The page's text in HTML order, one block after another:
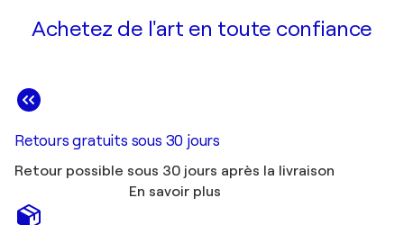
Achetez de l'art en toute confiance
Retours gratuits sous 30 jours
Retour possible sous 30 jours après la livraison
En savoir plus